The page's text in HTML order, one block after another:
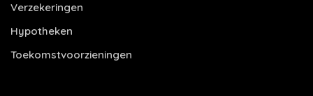
Verzekeringen
Hypotheken
Toekomstvoorzieningen